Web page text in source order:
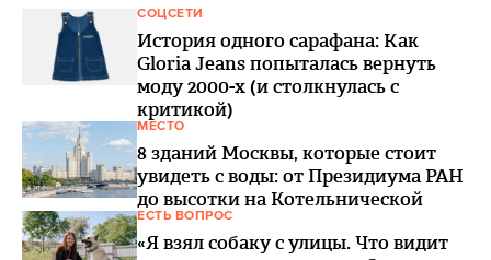
СОЦСЕТИ
История одного сарафана: Как
Gloria Jeans попыталась вернуть
моду 2000-х (и столкнулась с
критикой)
МЕСТО
8 зданий Москвы, которые стоит
увидеть с воды: от Президиума РАН
до высотки на Котельнической
ЕСТЬ ВОПРОС
«Я взял собаку с улицы. Что видит